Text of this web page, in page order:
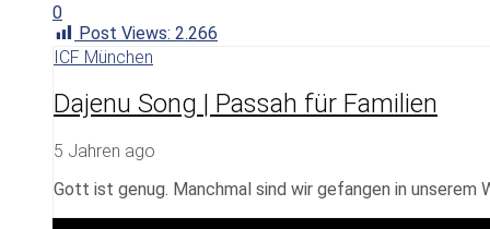
0
Post Views: 2.266
ICF München
Dajenu Song | Passah für Familien
5 Jahren ago
Gott ist genug. Manchmal sind wir gefangen in unserem